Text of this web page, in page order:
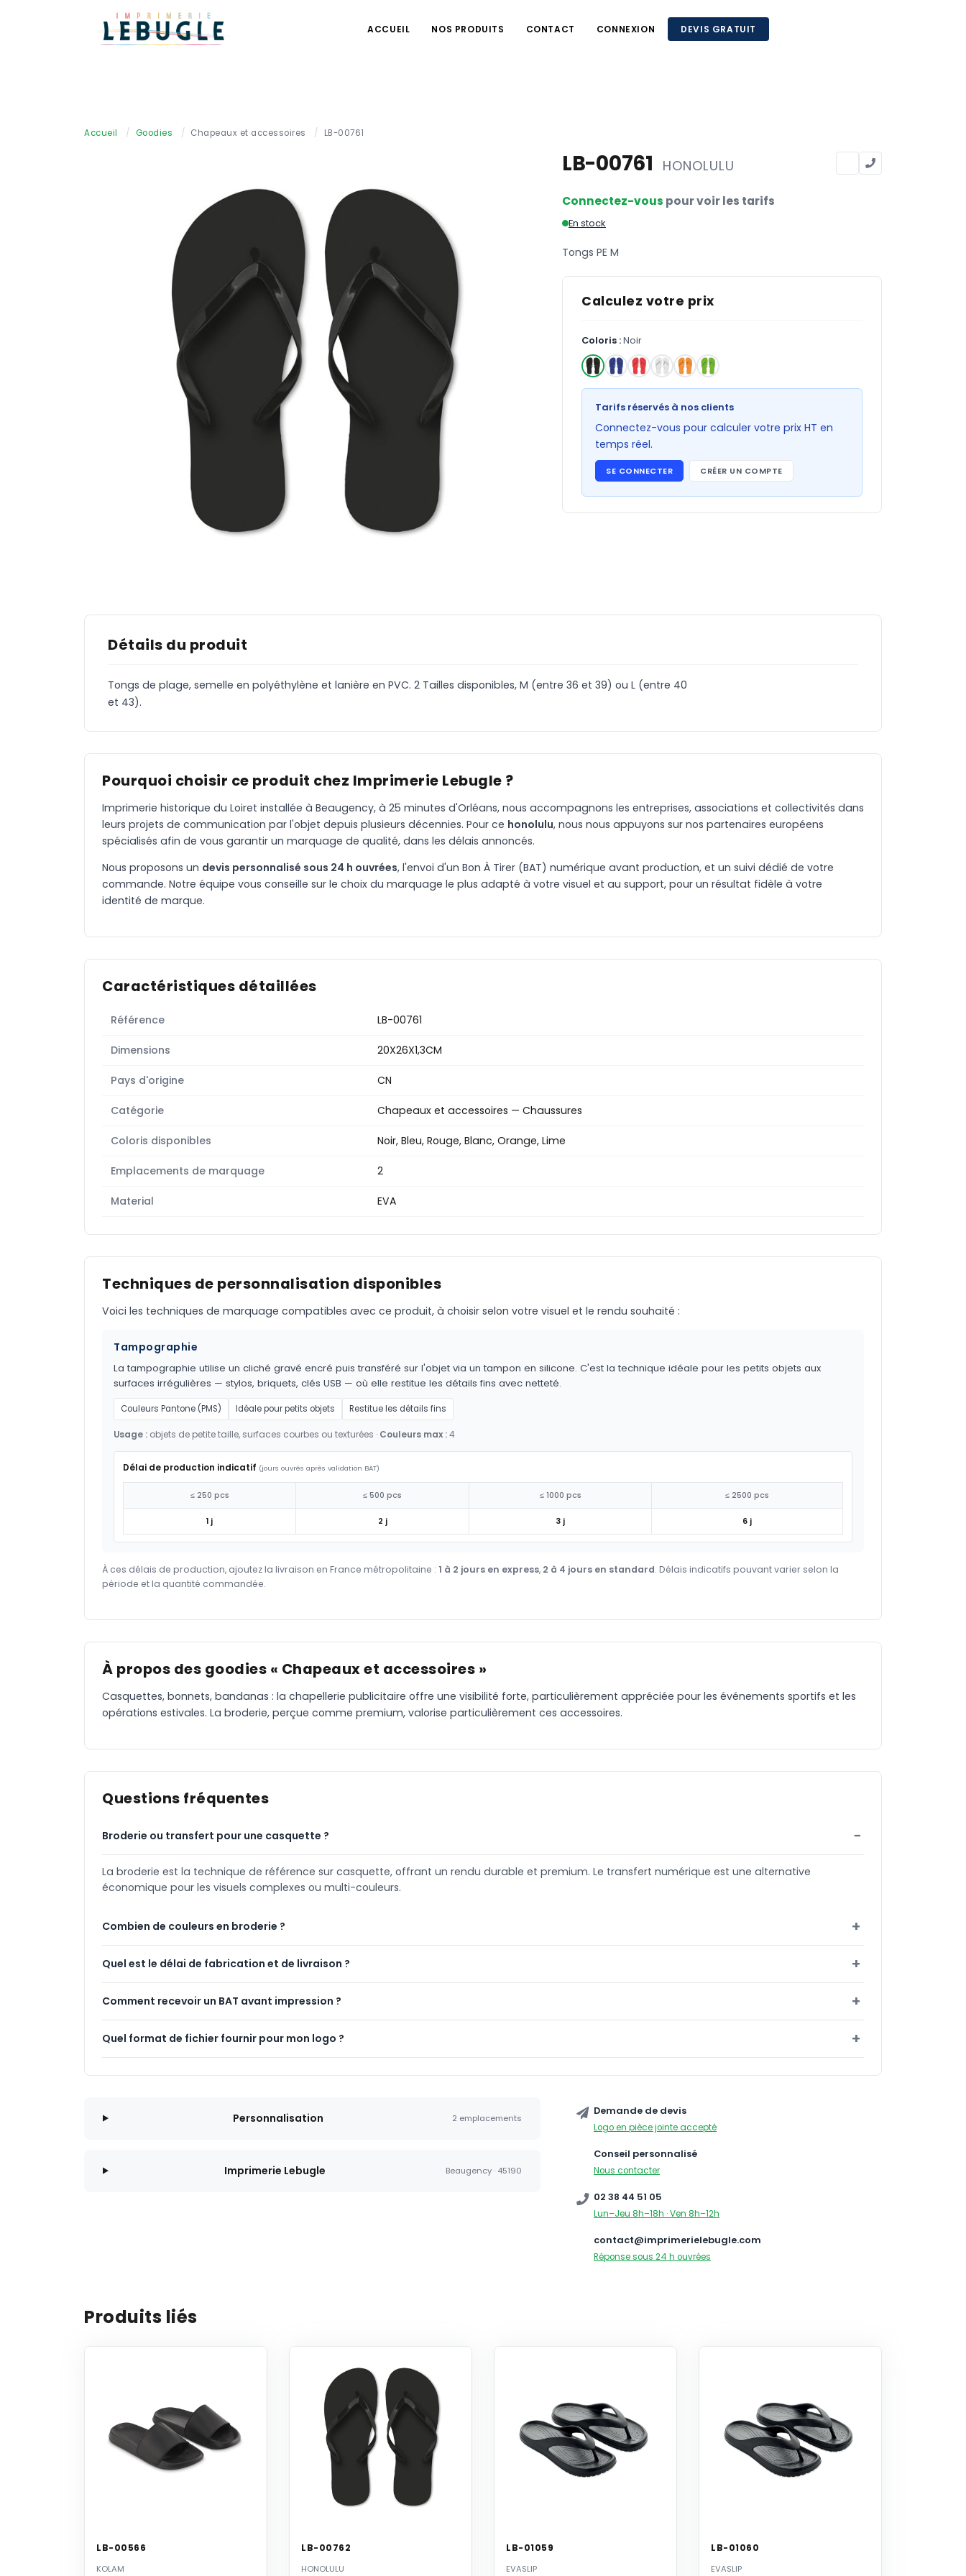
ACCUEIL NOS PRODUITS CONTACT CONNEXION DEVIS GRATUIT
Accueil / Goodies / Chapeaux et accessoires / LB-00761
LB-00761 HONOLULU
Connectez-vous pour voir les tarifs
En stock
Tongs PE M
Calculez votre prix
Coloris :Noir
Tarifs réservés à nos clients
Connectez-vous pour calculer votre prix HT en
temps réel.
SE CONNECTER CRÉER UN COMPTE
Détails du produit
Tongs de plage, semelle en polyéthylène et lanière en PVC. 2 Tailles disponibles, M (entre 36 et 39) ou L (entre 40
et 43).
Pourquoi choisir ce produit chez Imprimerie Lebugle ?
Imprimerie historique du Loiret installée à Beaugency, à 25 minutes d'Orléans, nous accompagnons les entreprises, associations et collectivités dans
leurs projets de communication par l'objet depuis plusieurs décennies. Pour ce honolulu, nous nous appuyons sur nos partenaires européens
spécialisés afin de vous garantir un marquage de qualité, dans les délais annoncés.
Nous proposons un devis personnalisé sous 24 h ouvrées, l'envoi d'un Bon À Tirer (BAT) numérique avant production, et un suivi dédié de votre
commande. Notre équipe vous conseille sur le choix du marquage le plus adapté à votre visuel et au support, pour un résultat fidèle à votre
identité de marque.
Caractéristiques détaillées
Référence LB-00761
Dimensions 20X26X1,3CM
Pays d'origine CN
Catégorie Chapeaux et accessoires — Chaussures
Coloris disponibles Noir, Bleu, Rouge, Blanc, Orange, Lime
Emplacements de marquage 2
Material EVA
Techniques de personnalisation disponibles
Voici les techniques de marquage compatibles avec ce produit, à choisir selon votre visuel et le rendu souhaité :
Tampographie
La tampographie utilise un cliché gravé encré puis transféré sur l'objet via un tampon en silicone. C'est la technique idéale pour les petits objets aux
surfaces irrégulières — stylos, briquets, clés USB — où elle restitue les détails fins avec netteté.
Couleurs Pantone (PMS) Idéale pour petits objets Restitue les détails fins
Usage : objets de petite taille, surfaces courbes ou texturées · Couleurs max :4
Délai de production indicatif (jours ouvrés après validation BAT)
≤ 250 pcs ≤ 500 pcs ≤ 1000 pcs ≤ 2500 pcs
1 j 2 j 3 j 6 j
À ces délais de production, ajoutez la livraison en France métropolitaine : 1 à 2 jours en express, 2 à 4 jours en standard. Délais indicatifs pouvant varier selon la
période et la quantité commandée.
À propos des goodies « Chapeaux et accessoires »
Casquettes, bonnets, bandanas : la chapellerie publicitaire offre une visibilité forte, particulièrement appréciée pour les événements sportifs et les
opérations estivales. La broderie, perçue comme premium, valorise particulièrement ces accessoires.
Questions fréquentes
Broderie ou transfert pour une casquette ?
La broderie est la technique de référence sur casquette, offrant un rendu durable et premium. Le transfert numérique est une alternative
économique pour les visuels complexes ou multi-couleurs.
Combien de couleurs en broderie ?
Quel est le délai de fabrication et de livraison ?
Comment recevoir un BAT avant impression ?
Quel format de fichier fournir pour mon logo ?
Personnalisation 2 emplacements
Imprimerie Lebugle Beaugency · 45190
Demande de devis
Logo en pièce jointe accepté
Conseil personnalisé
Nous contacter
02 38 44 51 05
Lun–Jeu 8h–18h · Ven 8h–12h
contact@imprimerielebugle.com
Réponse sous 24 h ouvrées
Produits liés
LB-00566
KOLAM
LB-00762
HONOLULU
LB-01059
EVASLIP
LB-01060
EVASLIP